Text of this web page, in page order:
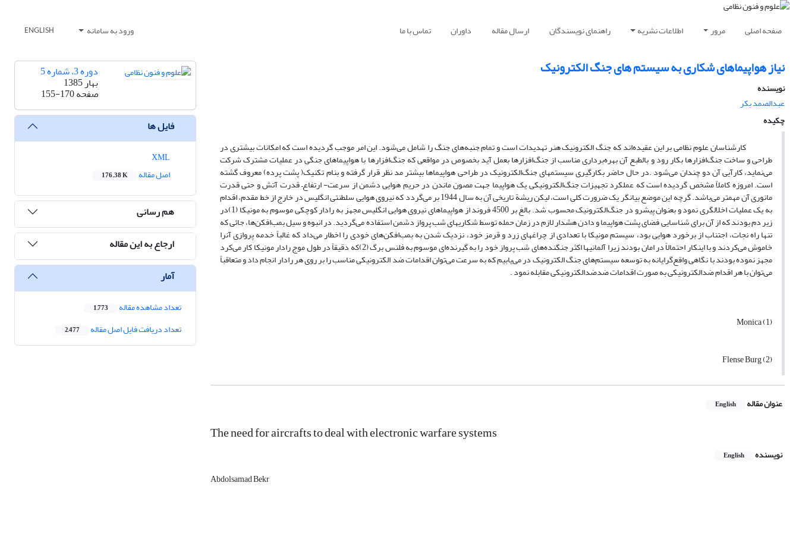
صفحه اصلی مرور اطلاعات نشریه راهنمای نویسندگان ارسال مقاله داوران تماس با ما ورود به سامانه ENGLISH
نیاز هواپیماهای شکاری به سیستم های جنگ الکترونیک
نویسنده
عبدالصمد بکر
چکیده
کارشناسان علوم نظامی بر این عقیده‌اند که جنگ الکترونیک هنر تهدیدات است و تمام جنبه‌های جنگ را شامل می‌شود. این امر موجب گردیده است که امکانات بیشتری در
طراحی و ساخت جنگ‌افزارها بکار رود و بالطبع آن بهره‌برداری مناسب از جنگ‌افزارها بعمل آید بخصوص در مواقعی که جنگ‌افزارها با هواپیماهای جنگی در عملیات مشترک شرکت
می‌نماید، کارآیی آن دو چندان می‌شود .در حال حاضر بکارگیری سیستمهای جنگ‌الکترونیک در طراحی هواپیماها بیشتر مد نظر قرار گرفته و بنام تکنیک( پشت پرده) معروف گشته
است. امروزه کاملاً مشخص گردیده است که عملکرد تجهیزات جنگ‌الکترونیکی یک هواپیما جهت مصون ماندن در حریم هوایی دشمن از سرعت- ارتفاع– قدرت آتش و حتی قدرت
مانوری آن مهمتر می‌باشد. گرچه این موضع بیانگر یک ضرورت کلی است، لیکن ریشة تاریخی آن به سال 1944 بر می‌گردد که نیروی هوایی سلطنتی انگلیس در خارج از خط مقدم، اقدام
به یک عملیات اخلالگری نمود و بعنوان پیشرو در جنگ‌الکترونیک محسوب شد. بالغ بر 4500 فروند از هواپیماهای نیروی هوایی انگلیس مجهز به رادار کوچکی موسوم به مونیکا (1)در
زیر دم بودند که از آن برای شناسایی فضای پشت هواپیما و دادن هشدار لازم در زمان حمله توسط شکاریهای شب پرواز دشمن استفاده می‌گردید. در انبوه و سیل بمب‌افکن‌ها، جائی که
تنها راه نجات، اجتناب از برخورد هوایی بود، سیستم مونیکا با تعدادی از چراغهای زرد و قرمز خود، نزدیک شدن به بمب‌افکن‌های خودی را اخطار می‌‌داد که غالباً خدمه پروازی آنرا
خاموش می‌کردند و با اینکار احتمالاً در امان بودند زیرا آلمانیها اکثر جنگنده‌های شب پرواز خود را به گیرنده‌ای موسوم به فلنس برگ (2)که دقیقاً در طول موج رادار مونیکا کار می‌کرد
مجهز نموده بودند با نگاهی واقع‌گرایانه به توسعه سیستم‌های جنگ الکترونیک در می‌یابیم که به سرعت می‌توان اقدامات ضد الکترونیکی مناسب را بر روی هر رادار انجام داد و متعاقباً
می‌توان با هر اقدام ضدالکترونیکی به صورت اقدامات ضدضدالکترونیکی مقابله نمود .
(1) Monica
(2) Flense Burg
عنوان مقاله English
The need for aircrafts to deal with electronic warfare systems
نویسنده English
Abdolsamad Bekr
دوره 3، شماره 5
بهار 1385
صفحه155-170
فایل ها
اصل مقاله
176.38 K
هم رسانی
ارجاع به این مقاله
آمار
تعداد مشاهده مقاله 1,773
تعداد دریافت فایل اصل مقاله 2,477